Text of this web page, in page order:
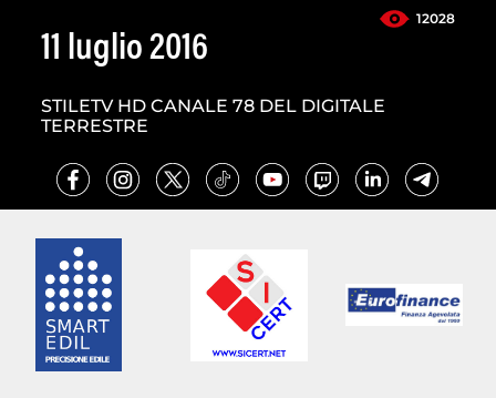
12028
11 luglio 2016
STILETV HD CANALE 78 DEL DIGITALE
TERRESTRE